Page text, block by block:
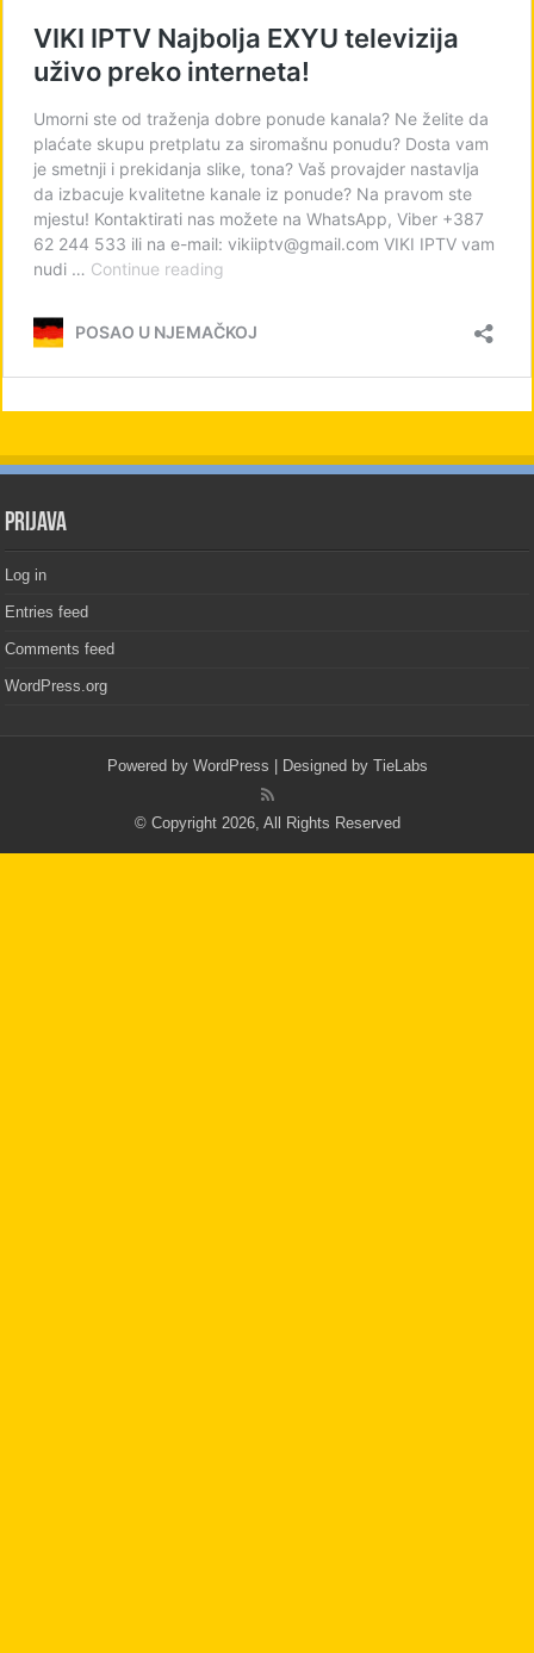
PRIJAVA
Log in
Entries feed
Comments feed
WordPress.org
Powered by WordPress | Designed by TieLabs
© Copyright 2026, All Rights Reserved